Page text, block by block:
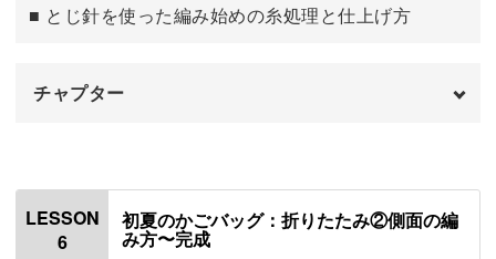
■ とじ針を使った編み始めの糸処理と仕上げ方
チャプター
使用材料・道具
底の編み方について
LESSON
6
初夏のかごバッグ：折りたたみ②側面の編
み方〜完成